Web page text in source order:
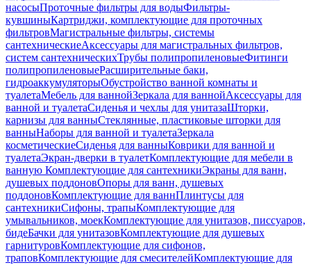
насосыПроточные фильтры для водыФильтры-
кувшиныКартриджи, комплектующие для проточных
фильтровМагистральные фильтры, системы
сантехническиеАксессуары для магистральных фильтров,
систем сантехническихТрубы полипропиленовыеФитинги
полипропиленовыеРасширительные баки,
гидроаккумуляторыОбустройство ванной комнаты и
туалетаМебель для ваннойЗеркала для ваннойАксессуары для
ванной и туалетаСиденья и чехлы для унитазаШторки,
карнизы для ванныСтеклянные, пластиковые шторки для
ванныНаборы для ванной и туалетаЗеркала
косметическиеСиденья для ванныКоврики для ванной и
туалетаЭкран-дверки в туалетКомплектующие для мебели в
ванную Комплектующие для сантехникиЭкраны для ванн,
душевых поддоновОпоры для ванн, душевых
поддоновКомплектующие для ваннПлинтусы для
сантехникиСифоны, трапыКомплектующие для
умывальников, моекКомплектующие для унитазов, писсуаров,
бидеБачки для унитазовКомплектующие для душевых
гарнитуровКомплектующие для сифонов,
траповКомплектующие для смесителейКомплектующие для